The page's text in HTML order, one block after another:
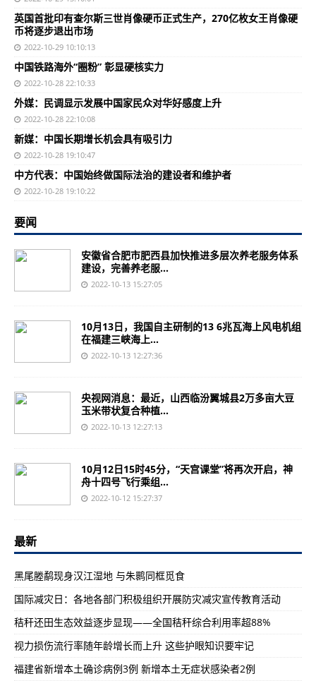
英国首批印有查尔斯三世肖像硬币正式生产，270亿枚女王肖像硬
币将逐步退出市场
2022-10-29 10:10:13
中国铁路海外“圈粉” 彰显硬核实力
2022-10-28 22:10:33
外媒：民调显示发展中国家民众对华好感度上升
2022-10-28 22:10:08
新媒：中国长期增长机会具有吸引力
2022-10-28 19:10:47
中方代表：中国始终做国际法治的建设者和维护者
2022-10-28 19:10:22
要闻
安徽省合肥市肥西县加快推进多层次养老服务体系
建设，完善养老服...
2022-10-13 15:27:05
10月13日，我国自主研制的13 6兆瓦海上风电机组
在福建三峡海上...
2022-10-13 12:27:36
央视网消息：最近，山西临汾翼城县2万多亩大豆
玉米带状复合种植...
2022-10-13 12:27:13
10月12日15时45分，“天宫课堂”将再次开启，神
舟十四号飞行乘组...
2022-10-12 15:27:37
最新
黑尾塍鹬现身汉江湿地 与朱鹮同框觅食
国际减灾日：各地各部门积极组织开展防灾减灾宣传教育活动
秸秆还田生态效益逐步显现——全国秸秆综合利用率超88%
视力损伤流行率随年龄增长而上升 这些护眼知识要牢记
福建省新增本土确诊病例3例 新增本土无症状感染者2例